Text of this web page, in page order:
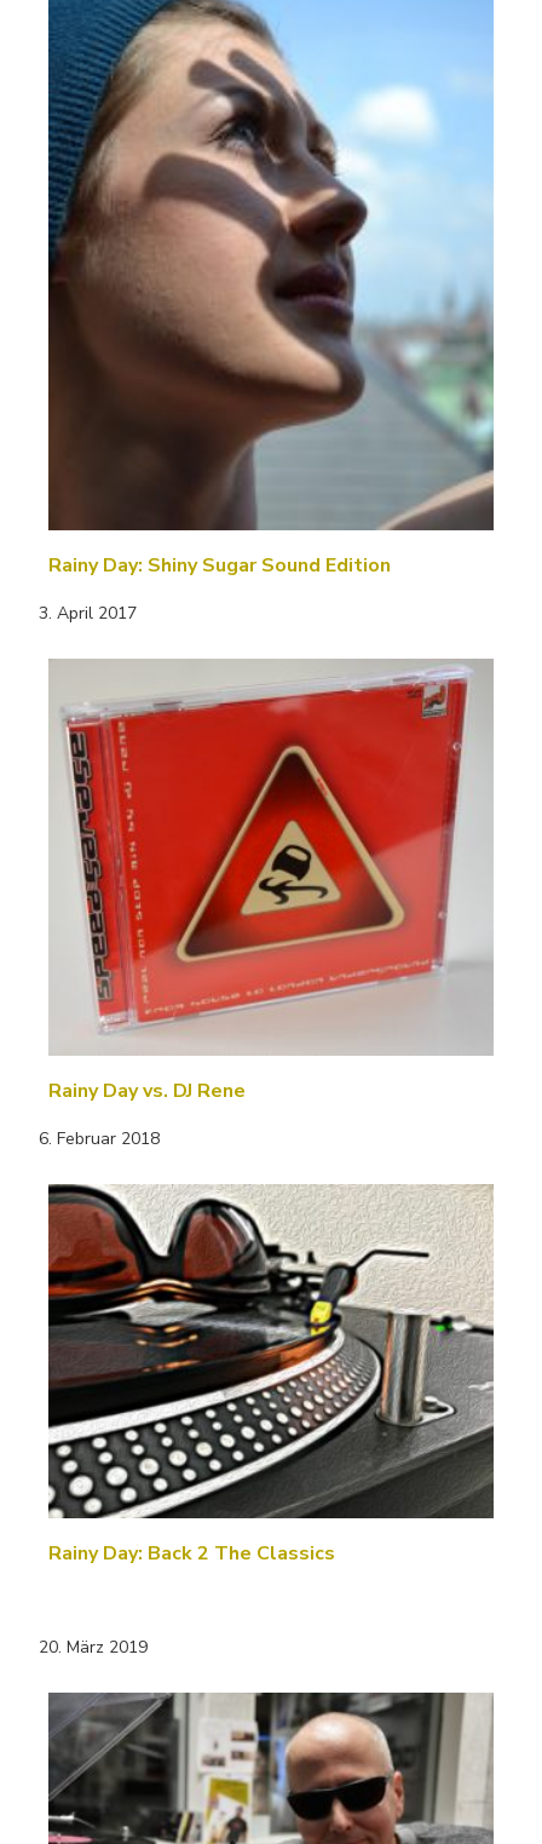
Rainy Day: Shiny Sugar Sound Edition
3. April 2017
Rainy Day vs. DJ Rene
6. Februar 2018
Rainy Day: Back 2 The Classics
20. März 2019